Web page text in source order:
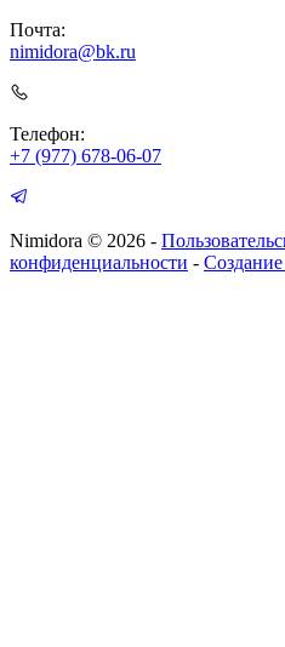
Почта:
nimidora@bk.ru
Телефон:
+7 (977) 678-06-07
Nimidora © 2026 -
конфиденциальности -